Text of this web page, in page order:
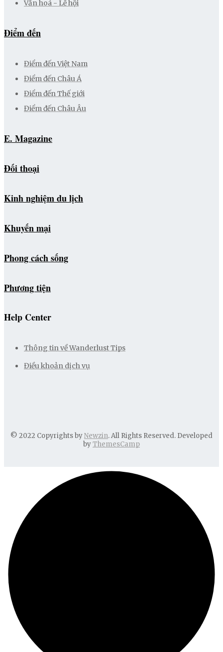
Văn hoá - Lễ hội
Điểm đến
Điểm đến Việt Nam
Điểm đến Châu Á
Điểm đến Thế giới
Điểm đến Châu Âu
E. Magazine
Đối thoại
Kinh nghiệm du lịch
Khuyến mại
Phong cách sống
Phương tiện
Help Center
Thông tin về Wanderlust Tips
Điều khoản dịch vụ
© 2022 Copyrights byNewzin. All Rights Reserved. Developed
byThemesCamp